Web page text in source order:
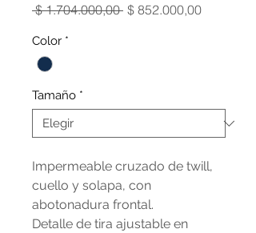
$ 1.704.000,00 Precio
$ 852.000,00Precio
Color *
Tamaño *
Impermeable cruzado de twill,
cuello y solapa, con
abotonadura frontal.
Detalle de tira ajustable en